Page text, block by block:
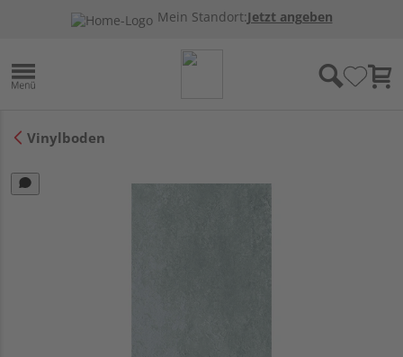
Mein Standort:Jetzt angeben
Vinylboden